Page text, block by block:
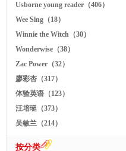
Usborne young reader（406）
Wee Sing（18）
Winnie the Witch（30）
Wonderwise（38）
Zac Power（32）
廖彩杏（317）
体验英语（123）
汪培珽（373）
吴敏兰（214）
按分类